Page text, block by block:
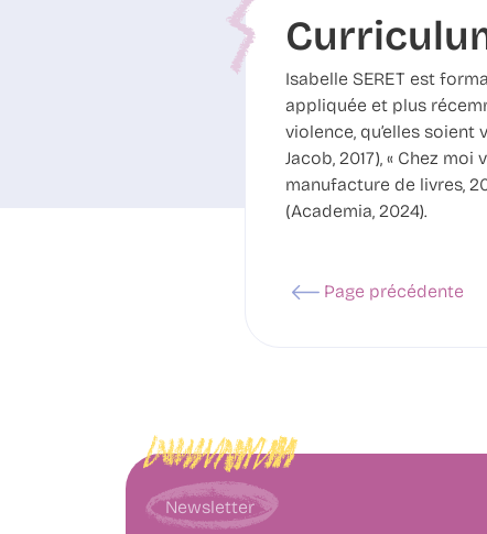
Isabelle SERET est
appliquée et plus
violence, qu’elles
Jacob, 2017), « Chez
manufacture de livres,
(Academia, 2024).
Page précédente
Newsletter